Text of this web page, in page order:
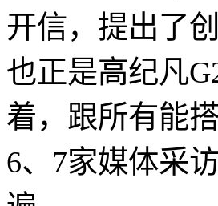
开信，提出了
也正是高纪凡
着，跟所有能
6、7家媒体采